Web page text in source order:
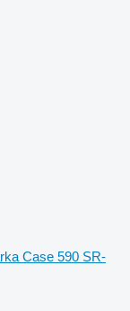
Case 590 SR-